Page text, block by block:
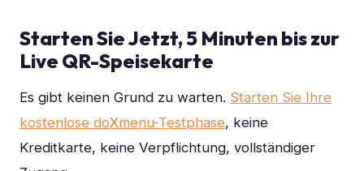
Starten Sie Jetzt, 5 Minuten bis zur
Live QR-Speisekarte
Es gibt keinen Grund zu warten. Starten Sie Ihre
kostenlose doXmenu-Testphase, keine
Kreditkarte, keine Verpflichtung, vollständiger